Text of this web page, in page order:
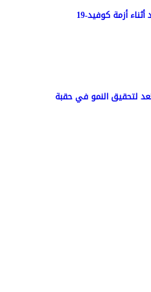
أزمة كوفيد-19
لتحقيق النمو في حقبة